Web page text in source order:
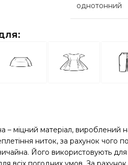
однотонний
– міцний матеріал, вироблений
ниток, за рахунок чого
Його використовують